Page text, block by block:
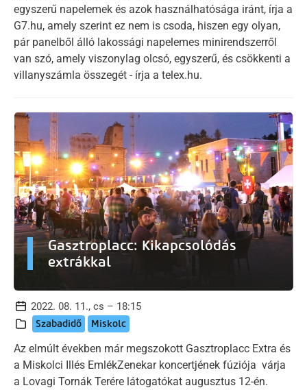
egyszerű napelemek és azok használhatósága iránt, írja a
G7.hu, amely szerint ez nem is csoda, hiszen egy olyan,
pár panelből álló lakossági napelemes minirendszerről
van szó, amely viszonylag olcsó, egyszerű, és csökkenti a
villanyszámla összegét - írja a telex.hu.
Gasztroplacc: Kikapcsolódás
extrákkal
2022. 08. 11., cs – 18:15
Szabadidő Miskolc
Az elmúlt években már megszokott Gasztroplacc Extra és
a Miskolci Illés EmlékZenekar koncertjének fúziója várja
a Lovagi Tornák Terére látogatókat augusztus 12-én.